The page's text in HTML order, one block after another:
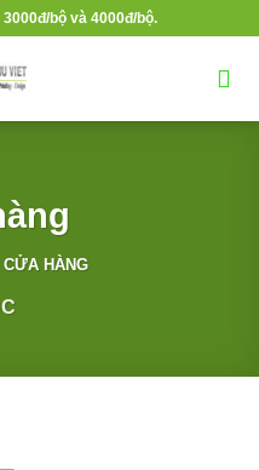
bộ và 4000đ/bộ.
CỬA HÀNG